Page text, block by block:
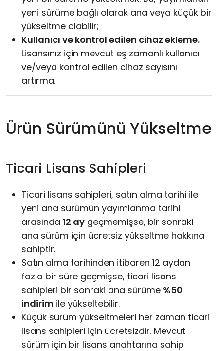
yeni sürüme bağlı olarak ana veya küçük bir
yükseltme olabilir;
Kullanıcı ve kontrol edilen cihaz ekleme.
Lisansınız için mevcut eş zamanlı kullanıcı
ve/veya kontrol edilen cihaz sayısını
artırma.
Ürün Sürümünü Yükseltme
Ticari Lisans Sahipleri
Ticari lisans sahipleri, satın alma tarihi ile
yeni ana sürümün yayımlanma tarihi
arasında 12 ay geçmemişse, bir sonraki
ana sürüm için ücretsiz yükseltme hakkına
sahiptir.
Satın alma tarihinden itibaren 12 aydan
fazla bir süre geçmişse, ticari lisans
sahipleri bir sonraki ana sürüme %50
indirim ile yükseltebilir.
Küçük sürüm yükseltmeleri her zaman ticari
lisans sahipleri için ücretsizdir. Mevcut
sürüm için bir lisans anahtarına sahip